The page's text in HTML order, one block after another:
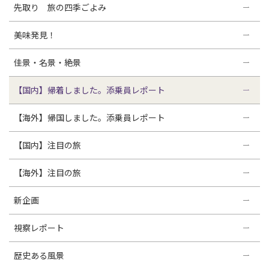
先取り 旅の四季ごよみ
美味発見！
佳景・名景・絶景
【国内】帰着しました。添乗員レポート
【海外】帰国しました。添乗員レポート
【国内】注目の旅
【海外】注目の旅
新企画
視察レポート
歴史ある風景